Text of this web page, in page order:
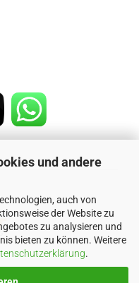
und andere
auch von
der Website zu
zu analysieren und
bieten zu können. Weitere
.